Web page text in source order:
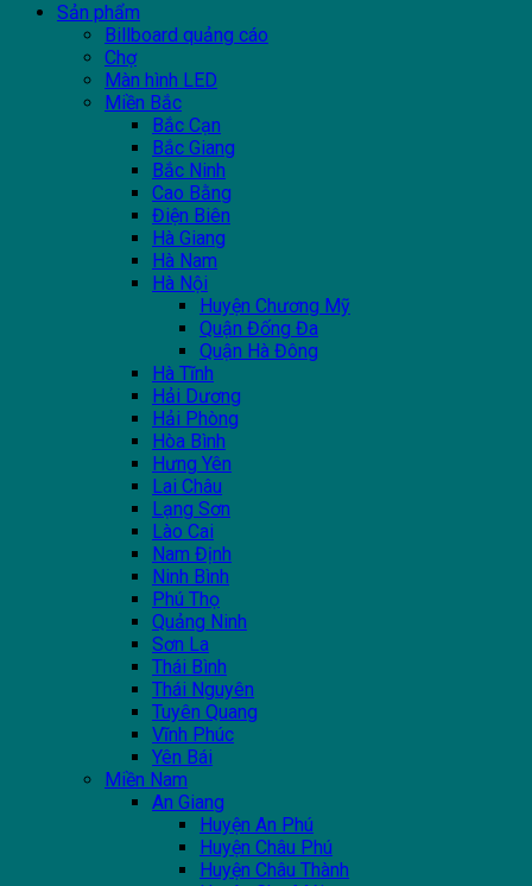
Sản phẩm
Billboard quảng cáo
Chợ
Màn hình LED
Miền Bắc
Bắc Cạn
Bắc Giang
Bắc Ninh
Cao Bằng
Điện Biên
Hà Giang
Hà Nam
Hà Nội
Huyện Chương Mỹ
Quận Đống Đa
Quận Hà Đông
Hà Tĩnh
Hải Dương
Hải Phòng
Hòa Bình
Hưng Yên
Lai Châu
Lạng Sơn
Lào Cai
Nam Định
Ninh Bình
Phú Thọ
Quảng Ninh
Sơn La
Thái Bình
Thái Nguyên
Tuyên Quang
Vĩnh Phúc
Yên Bái
Miền Nam
An Giang
Huyện An Phú
Huyện Châu Phú
Huyện Châu Thành